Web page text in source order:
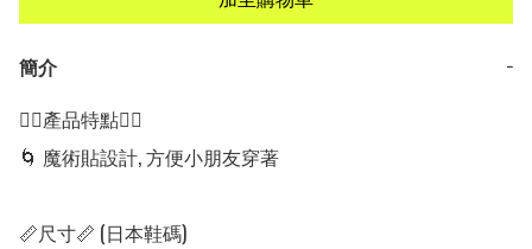
簡介
−
👍🏻產品特點👍🏻
🌀 魔術貼設計, 方便小朋友穿著
📏尺寸📏 (日本鞋碼)